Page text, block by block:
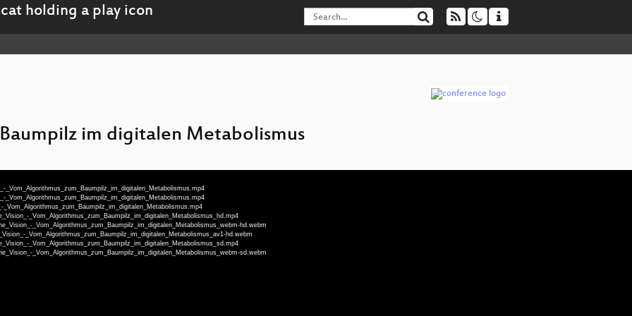
im digitalen Metabolismus
_Vom_Algorithmus_zum_Baumpilz_im_digitalen_Metabolismus_hd.mp4
_Vom_Algorithmus_zum_Baumpilz_im_digitalen_Metabolismus_webm-hd.webm
_Vom_Algorithmus_zum_Baumpilz_im_digitalen_Metabolismus_av1-hd.webm
_Vom_Algorithmus_zum_Baumpilz_im_digitalen_Metabolismus_sd.mp4
_Vom_Algorithmus_zum_Baumpilz_im_digitalen_Metabolismus_webm-sd.webm